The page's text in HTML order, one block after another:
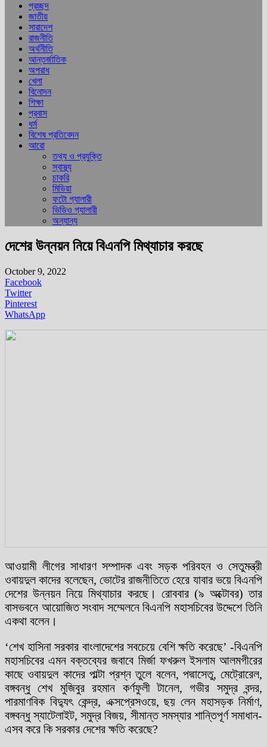
প্রচ্ছদ
জাতীয়
সারাদেশ
রাজনীতি
অর্থনীতি
আন্তর্জাতিক
অপরাধ
খেলা
বিনোদন
শিক্ষা
প্রবাস
ধর্ম
বিশেষ প্রতিবেদন
আরো
তথ্য ও প্রযুক্তি
স্বাস্থ্য
চাকরি
মিডিয়া
ফটো গ্যালারী
ভিডিও গ্যালারী
অন্যান্য
দেশের উন্নয়ন নিয়ে বিএনপি মিথ্যাচার করছে
October 9, 2022
Facebook
Twitter
Pinterest
WhatsApp
আওয়ামী লীগের সাধারণ সম্পাদক এবং সড়ক পরিবহন ও সেতুমন্ত্রী
ওবায়দুল কাদের বলেছেন, ভোটের রাজনীতিতে হেরে যাবার ভয়ে বিএনপি
দেশের উন্নয়ন নিয়ে মিথ্যাচার করছে। রোববার (৯ অক্টোবর) তার
বাসভবনে আয়োজিত সংবাদ সম্মেলনে বিএনপি মহাসচিবের উদ্দেশে তিনি
একথা বলেন।
‘শেখ হাসিনা সরকার বাংলাদেশের সবচেয়ে বেশি ক্ষতি করেছে’ -বিএনপি
মহাসচিবের এমন বক্তব্যের জবাবে মির্জা ফখরুল ইসলাম আলমগীরের
কাছে ওবায়দুল কাদের পাল্টা প্রশ্ন তুলে বলেন, পদ্মাসেতু, মেট্রোরেল,
বঙ্গবন্ধু শেখ মুজিবুর রহমান কর্ণফুলী টানেল, গভীর সমুদ্র বন্দর,
পারমাণবিক বিদ্যুৎ কেন্দ্র, এক্সপ্রেসওয়ে, ছয় লেন মহাসড়ক নির্মাণ,
বঙ্গবন্ধু স্যাটেলাইট, সমুদ্র বিজয়, সীমান্ত সমস্যার শান্তিপূর্ণ সমাধান-
এসব করে কি সরকার দেশের ক্ষতি করেছে?